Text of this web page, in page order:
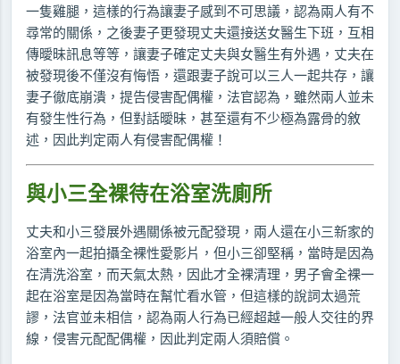
一隻雞腿，這樣的行為讓妻子感到不可思議，認為兩人有不
尋常的關係，之後妻子更發現丈夫還接送女醫生下班，互相
傳曖昧訊息等等，讓妻子確定丈夫與女醫生有外遇，丈夫在
被發現後不僅沒有悔悟，還跟妻子說可以三人一起共存，讓
妻子徹底崩潰，提告侵害配偶權，法官認為，雖然兩人並未
有發生性行為，但對話曖昧，甚至還有不少極為露骨的敘
述，因此判定兩人有侵害配偶權！
與小三全裸待在浴室洗廁所
丈夫和小三發展外遇關係被元配發現，兩人還在小三新家的
浴室內一起拍攝全裸性愛影片，但小三卻堅稱，當時是因為
在清洗浴室，而天氣太熱，因此才全裸清理，男子會全裸一
起在浴室是因為當時在幫忙看水管，但這樣的說詞太過荒
謬，法官並未相信，認為兩人行為已經超越一般人交往的界
線，侵害元配配偶權，因此判定兩人須賠償。